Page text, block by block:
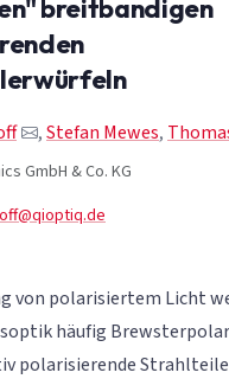
breitbandigen
,Stefan Mewes,
GmbH & Co. KG
von polarisiertem Licht
häufig
polarisierende